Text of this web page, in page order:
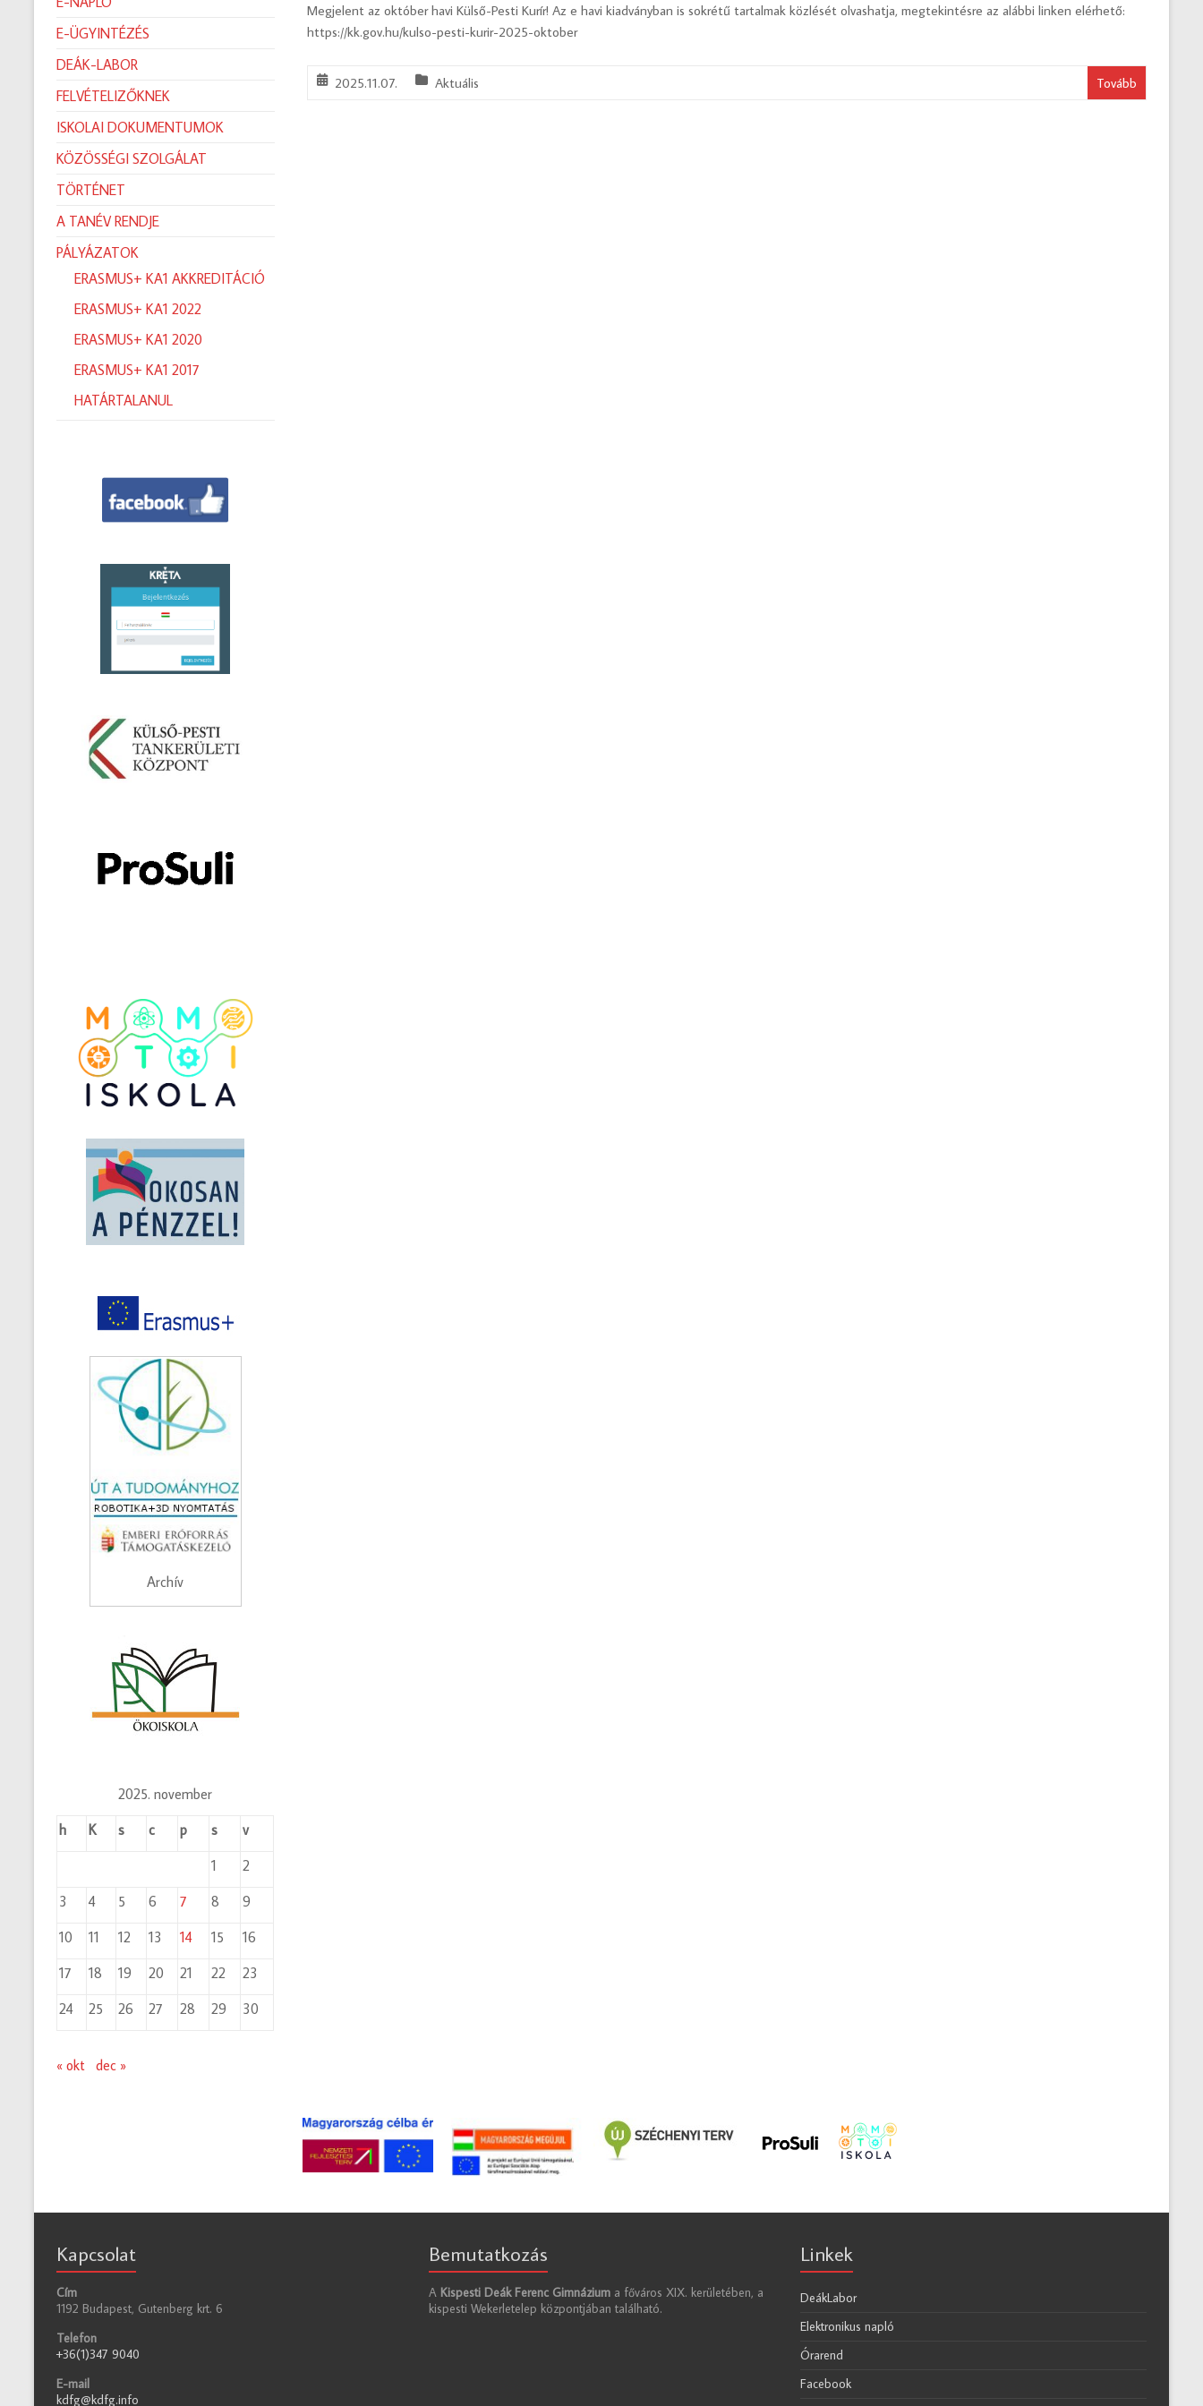
Megjelent az október havi Külső-Pesti Kurír! Az e havi kiadványban is sokrétű tartalmak közlését olvashatja, megtekintésre az alábbi linken elérhető:
https://kk.gov.hu/kulso-pesti-kurir-2025-oktober
2025.11.07. Aktuális Tovább
E-ÜGYINTÉZÉS
DEÁK-LABOR
FELVÉTELIZŐKNEK
ISKOLAI DOKUMENTUMOK
KÖZÖSSÉGI SZOLGÁLAT
TÖRTÉNET
A TANÉV RENDJE
PÁLYÁZATOK
ERASMUS+ KA1 AKKREDITÁCIÓ
ERASMUS+ KA1 2022
ERASMUS+ KA1 2020
ERASMUS+ KA1 2017
HATÁRTALANUL
Archív
2025. november
h
K s c p s
v
1
2
3
4 5 6 7 8
9
10
11 12 13 14 15
16
17
18 19 20 21 22
23
24
25 26 27 28 29 30
« okt dec »
Kapcsolat
Cím
1192 Budapest, Gutenberg krt. 6
Telefon
+36(1)347 9040
E-mail
kdfg@kdfg.info
Bemutatkozás
A Kispesti Deák Ferenc Gimnázium a főváros XIX. kerületében, a
kispesti Wekerletelep központjában található.
Linkek
DeákLabor
Elektronikus napló
Órarend
Facebook